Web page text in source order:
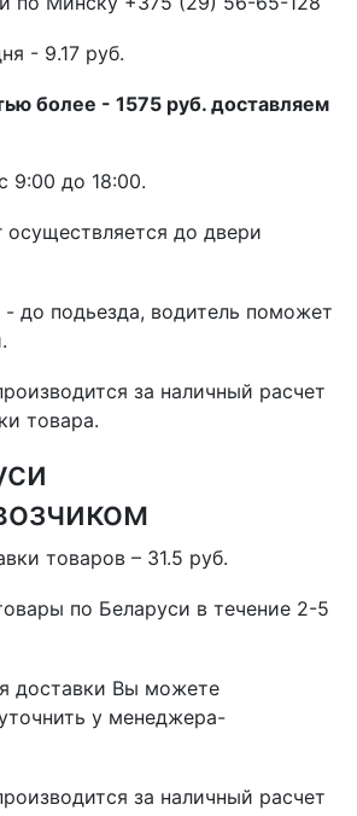
- 9.17 руб.
более - 1575 руб. доставляем
9:00 до 18:00.
осуществляется до двери
- до подьезда, водитель поможет
за наличный расчет
товара.
товаров – 31.5 руб.
по Беларуси в течение 2-5
доставки Вы можете
у менеджера-
за наличный расчет